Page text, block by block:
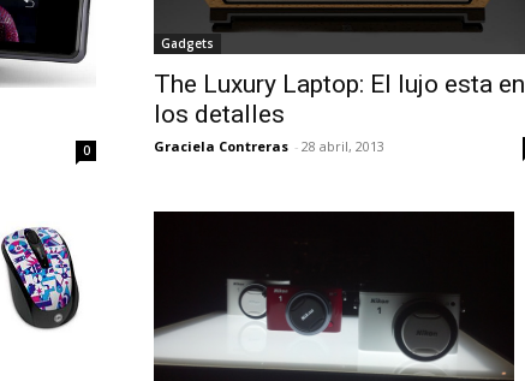
0
Gadgets
The Luxury Laptop: El lujo esta en
los detalles
Graciela Contreras - 28 abril, 2013